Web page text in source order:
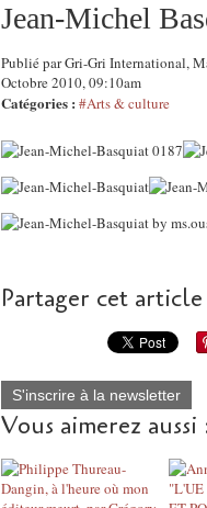
Jean-Michel
Publié par Gri-Gri International,
Octobre 2010, 09:10am
Catégories : #Arts & culture
Partager cet article
S'inscrire à la newsletter
Vous aimerez aussi